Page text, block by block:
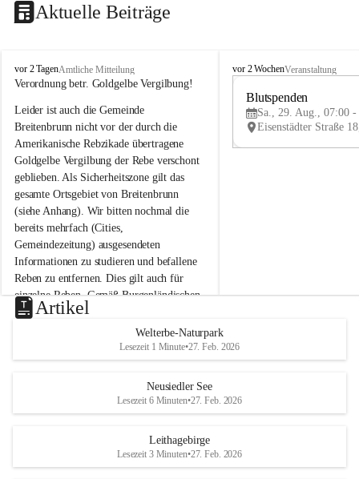
Aktuelle Beiträge
B
r
i
t
e
n
b
r
u
n
n
a
m
N
e
u
s
d
S
vor 2 TagenAmtliche Mitteilung
Verordnung betr. Goldgelbe Vergilbung!
Leider ist auch die Gemeinde
Breitenbrunn nicht vor der durch die
Amerikanische Rebzikade übertragene
Goldgelbe Vergilbung der Rebe verschont
geblieben. Als Sicherheitszone gilt das
gesamte Ortsgebiet von Breitenbrunn
(siehe Anhang). Wir bitten nochmal die
bereits mehrfach (Cities,
Gemeindezeitung) ausgesendeten
Informationen zu studieren und befallene
Reben zu entfernen. Dies gilt auch für
einzelne Reben. Gemäß Burgenländischen
Weinbaugesetz sind nicht gepflegte oder
unzulässige Weingärten zu roden! Bitte
helfen wir zusammen um unsere Winzer
vor den prognostizierten Ernteausfällen
und den daraus folgenden wirtschaftlichen
Maßnahmen zur Bekämpfung
B
e
u
e
d
r
S
vor 2 WochenVeranstaltung
Blutspenden
Sa., 29. Aug., 07:00 -
Artikel
Welterbe-Naturpark
Lesezeit 1 Minute•27. Feb. 2026
Neusiedler See
Lesezeit 6 Minuten•27. Feb. 2026
Leithagebirge
Lesezeit 3 Minuten•27. Feb. 2026